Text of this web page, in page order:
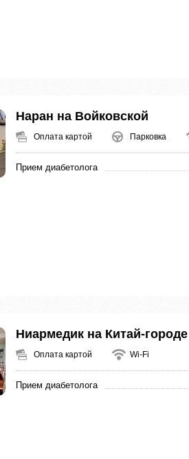
Наран на Войковской
Оплата картой Парковка
Прием диабетолога
Ниармедик на Китай-городе
Оплата картой Wi-Fi
Прием диабетолога